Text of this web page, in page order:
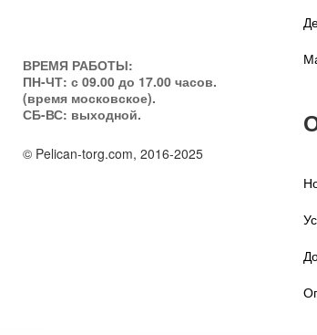
ВРЕМЯ РАБОТЫ:
ПН-ЧТ: с 09.00 до 17.00 часов.
(время московское).
СБ-ВС: выходной.
© Pelican-torg.com, 2016-2025